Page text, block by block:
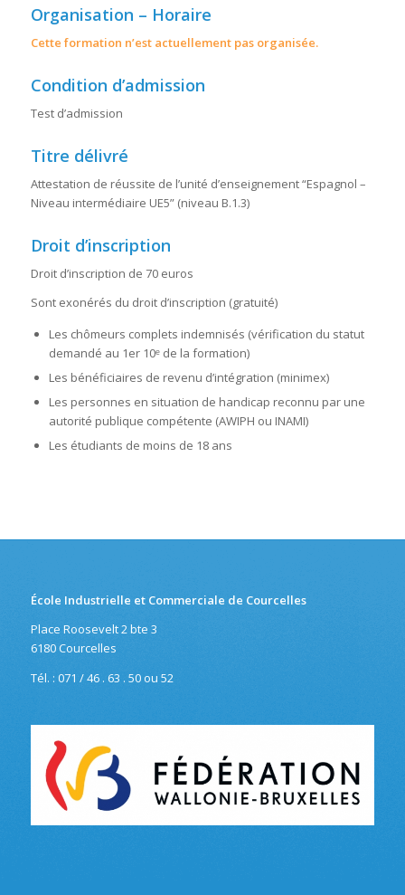
Organisation – Horaire
Cette formation n’est actuellement pas organisée.
Condition d’admission
Test d’admission
Titre délivré
Attestation de réussite de l’unité d’enseignement “Espagnol –
Niveau intermédiaire UE5” (niveau B.1.3)
Droit d’inscription
Droit d’inscription de 70 euros
Sont exonérés du droit d’inscription (gratuité)
Les chômeurs complets indemnisés (vérification du statut
demandé au 1er 10ᵉ de la formation)
Les bénéficiaires de revenu d’intégration (minimex)
Les personnes en situation de handicap reconnu par une
autorité publique compétente (AWIPH ou INAMI)
Les étudiants de moins de 18 ans
École Industrielle et Commerciale de Courcelles
Place Roosevelt 2 bte 3
6180 Courcelles
Tél. : 071 / 46 . 63 . 50 ou 52